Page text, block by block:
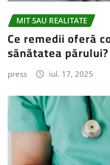
MIT SAU REALITATE
Ce remedii oferă
sănătatea părului?
press iul. 17, 2025